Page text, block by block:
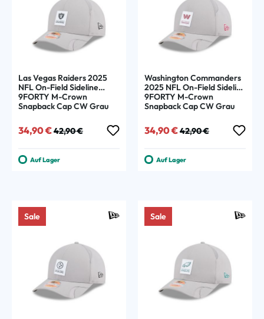
Las Vegas Raiders 2025
NFL On-Field Sideline
9FORTY M-Crown
Snapback Cap CW Grau
Verkaufspreis:
34,90 € Regulärer Preis:
42,90 €
Auf Lager
Washington Commanders
2025 NFL On-Field Sideline
9FORTY M-Crown
Snapback Cap CW Grau
Verkaufspreis:
34,90 € Regulärer Preis:
42,90 €
Auf Lager
Sale Sale